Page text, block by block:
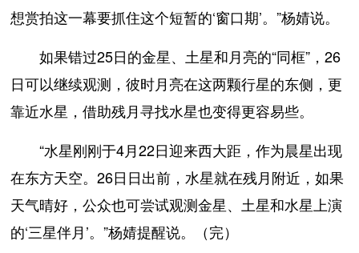
想赏拍这一幕要抓住这个短暂的‘窗口期’。”杨婧说。
如果错过25日的金星、土星和月亮的“同框”，26
日可以继续观测，彼时月亮在这两颗行星的东侧，更
靠近水星，借助残月寻找水星也变得更容易些。
“水星刚刚于4月22日迎来西大距，作为晨星出现
在东方天空。26日日出前，水星就在残月附近，如果
天气晴好，公众也可尝试观测金星、土星和水星上演
的‘三星伴月’。”杨婧提醒说。（完）